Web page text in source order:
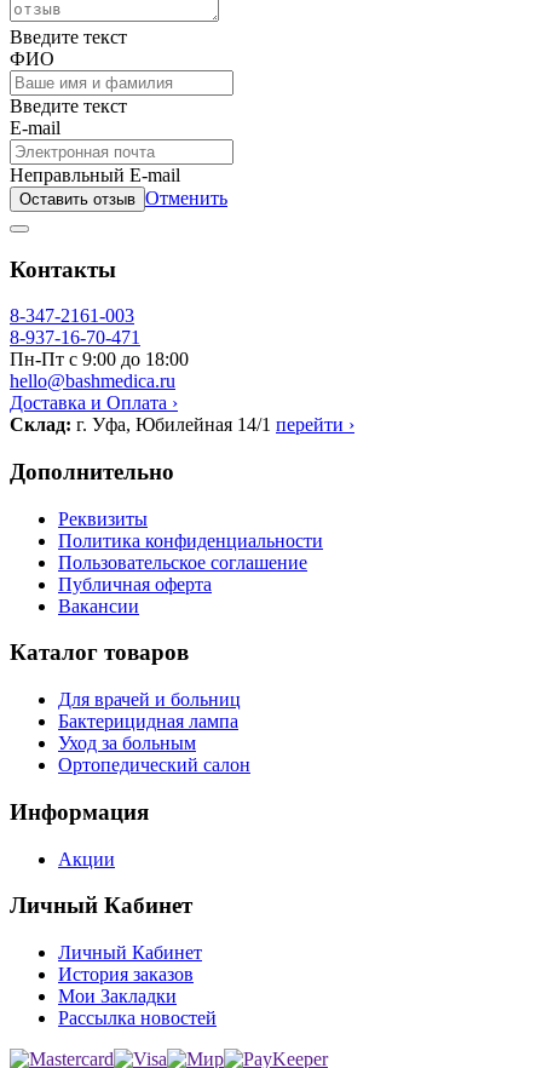
Введите текст
ФИО
Введите текст
E-mail
Неправльный E-mail
Оставить отзыв Отменить
Контакты
8-347-2161-003
8-937-16-70-471
Пн-Пт с 9:00 до 18:00
hello@bashmedica.ru
Доставка и Оплата ›
Склад: г. Уфа, Юбилейная 14/1 перейти ›
Дополнительно
Реквизиты
Политика конфиденциальности
Пользовательское соглашение
Публичная оферта
Вакансии
Каталог товаров
Для врачей и больниц
Бактерицидная лампа
Уход за больным
Ортопедический салон
Информация
Акции
Личный Кабинет
Личный Кабинет
История заказов
Мои Закладки
Рассылка новостей